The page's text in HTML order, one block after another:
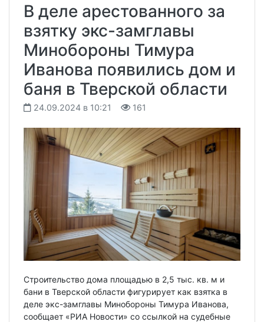
В деле арестованного за
взятку экс-замглавы
Минобороны Тимура
Иванова появились дом и
баня в Тверской области
24.09.2024 в 10:21 161
Строительство дома площадью в 2,5 тыс. кв. м и
бани в Тверской области фигурирует как взятка в
деле экс-замглавы Минобороны Тимура Иванова,
сообщает «РИА Новости» со ссылкой на судебные